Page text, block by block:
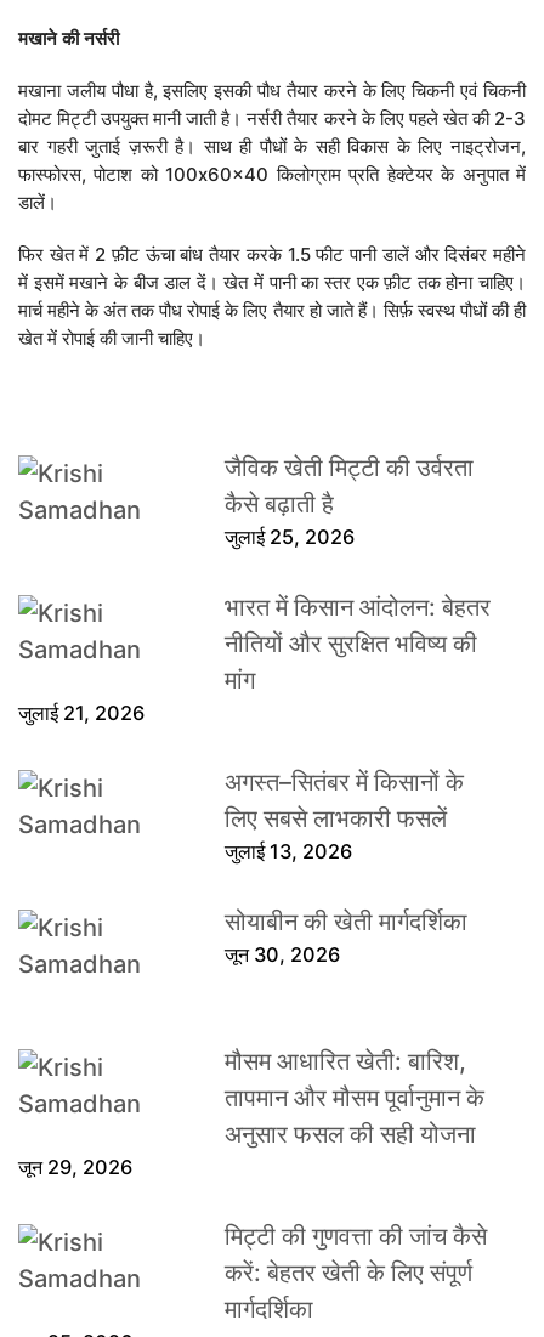
मखाने की नर्सरी
मखाना जलीय पौधा है, इसलिए इसकी पौध तैयार करने के लिए चिकनी एवं चिकनी
दोमट मिट्टी उपयुक्त मानी जाती है। नर्सरी तैयार करने के लिए पहले खेत की 2-3
बार गहरी जुताई ज़रूरी है। साथ ही पौधों के सही विकास के लिए नाइट्रोजन,
फास्फोरस, पोटाश को 100x60x40 किलोग्राम प्रति हेक्टेयर के अनुपात में
डालें।
फिर खेत में 2 फ़ीट ऊंचा बांध तैयार करके 1.5 फीट पानी डालें और दिसंबर महीने
में इसमें मखाने के बीज डाल दें। खेत में पानी का स्तर एक फ़ीट तक होना चाहिए।
मार्च महीने के अंत तक पौध रोपाई के लिए तैयार हो जाते हैं। सिर्फ़ स्वस्थ पौधों की ही
खेत में रोपाई की जानी चाहिए।
जैविक खेती मिट्टी की उर्वरता
कैसे बढ़ाती है
जुलाई 25, 2026
भारत में किसान आंदोलन: बेहतर
नीतियों और सुरक्षित भविष्य की
मांग
जुलाई 21, 2026
अगस्त–सितंबर में किसानों के
लिए सबसे लाभकारी फसलें
जुलाई 13, 2026
सोयाबीन की खेती मार्गदर्शिका
जून 30, 2026
मौसम आधारित खेती: बारिश,
तापमान और मौसम पूर्वानुमान के
अनुसार फसल की सही योजना
जून 29, 2026
मिट्टी की गुणवत्ता की जांच कैसे
करें: बेहतर खेती के लिए संपूर्ण
मार्गदर्शिका